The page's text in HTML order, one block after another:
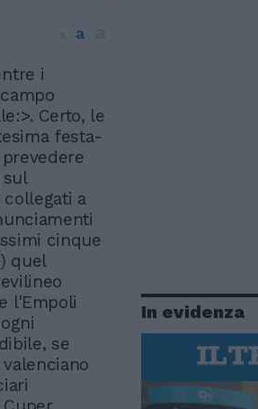
a
i
Certo, le
festa-
sul
a
cinque
quel
l'Empoli
se
In evidenza